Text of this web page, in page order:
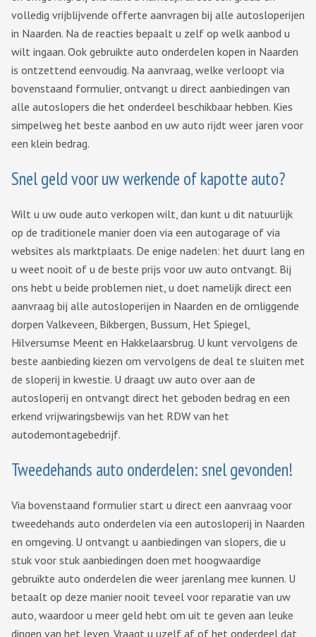
volledig vrijblijvende offerte aanvragen bij alle autosloperijen
in Naarden. Na de reacties bepaalt u zelf op welk aanbod u
wilt ingaan. Ook gebruikte auto onderdelen kopen in Naarden
is ontzettend eenvoudig. Na aanvraag, welke verloopt via
bovenstaand formulier, ontvangt u direct aanbiedingen van
alle autoslopers die het onderdeel beschikbaar hebben. Kies
simpelweg het beste aanbod en uw auto rijdt weer jaren voor
een klein bedrag.
Snel geld voor uw werkende of kapotte auto?
Wilt u uw oude auto verkopen wilt, dan kunt u dit natuurlijk
op de traditionele manier doen via een autogarage of via
websites als marktplaats. De enige nadelen: het duurt lang en
u weet nooit of u de beste prijs voor uw auto ontvangt. Bij
ons hebt u beide problemen niet, u doet namelijk direct een
aanvraag bij alle autosloperijen in Naarden en de omliggende
dorpen Valkeveen, Bikbergen, Bussum, Het Spiegel,
Hilversumse Meent en Hakkelaarsbrug. U kunt vervolgens de
beste aanbieding kiezen om vervolgens de deal te sluiten met
de sloperij in kwestie. U draagt uw auto over aan de
autosloperij en ontvangt direct het geboden bedrag en een
erkend vrijwaringsbewijs van het RDW van het
autodemontagebedrijf.
Tweedehands auto onderdelen: snel gevonden!
Via bovenstaand formulier start u direct een aanvraag voor
tweedehands auto onderdelen via een autosloperij in Naarden
en omgeving. U ontvangt u aanbiedingen van slopers, die u
stuk voor stuk aanbiedingen doen met hoogwaardige
gebruikte auto onderdelen die weer jarenlang mee kunnen. U
betaalt op deze manier nooit teveel voor reparatie van uw
auto, waardoor u meer geld hebt om uit te geven aan leuke
dingen van het leven. Vraagt u uzelf af of het onderdeel dat